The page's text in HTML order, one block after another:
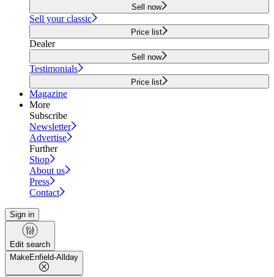
Sell now
Sell your classic
Price list
Dealer
Sell now
Testimonials
Price list
Magazine
More
Subscribe
Newsletter
Advertise
Further
Shop
About us
Press
Contact
Sign in
Edit search
MakeEnfield-Allday